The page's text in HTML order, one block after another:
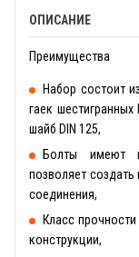
ОПИСАНИЕ
Преимущества
Набор состоит
гаек
шайб DIN 125,
Болты имеют
позволяет
соединения,
Класс
конструкции,